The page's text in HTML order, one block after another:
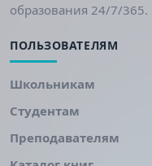
образования 24/7/365.
ПОЛЬЗОВАТЕЛЯМ
Школьникам
Студентам
Преподавателям